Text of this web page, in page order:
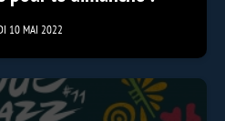
10 MAI 2022